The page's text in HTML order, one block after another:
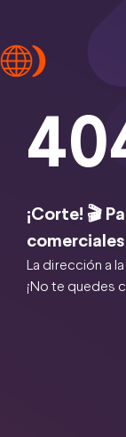
¡Corte! 🎬
La dirección a
¡No te quedes